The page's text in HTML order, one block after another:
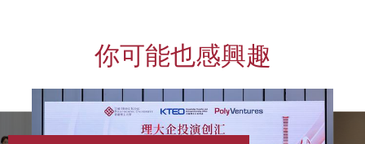
你可能也感興趣